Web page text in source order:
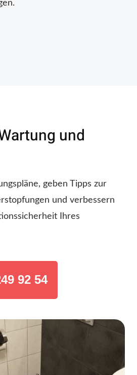
und
geben Tipps zur
und verbessern
Ihres
92 54